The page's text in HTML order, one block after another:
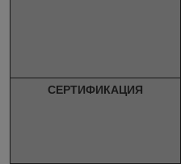
СЕРТИФИКАЦИЯ